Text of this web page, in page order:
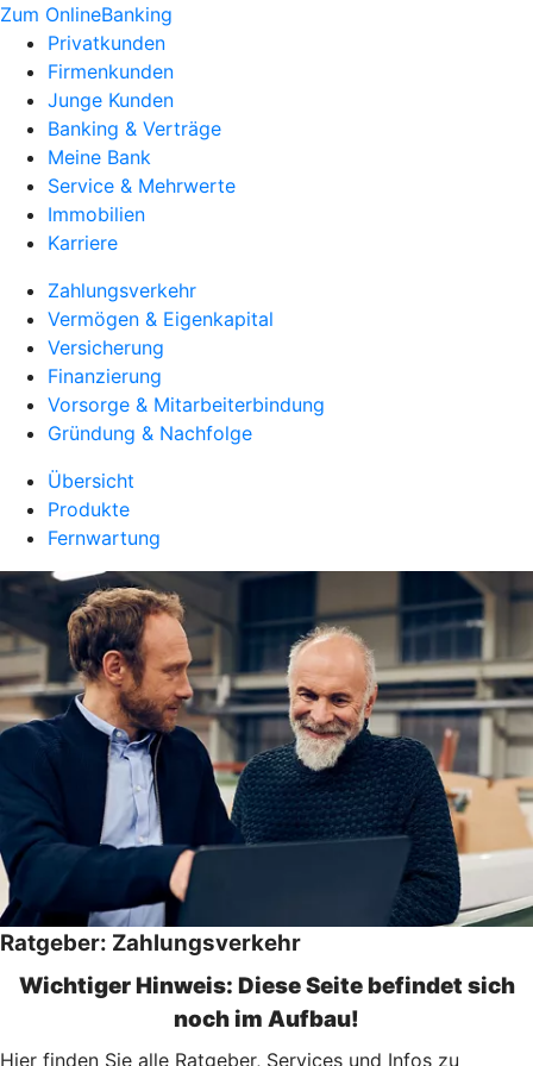
Zum OnlineBanking
Privatkunden
Firmenkunden
Junge Kunden
Banking & Verträge
Meine Bank
Service & Mehrwerte
Immobilien
Karriere
Zahlungsverkehr
Vermögen & Eigenkapital
Versicherung
Finanzierung
Vorsorge & Mitarbeiterbindung
Gründung & Nachfolge
Übersicht
Produkte
Fernwartung
Ratgeber: Zahlungsverkehr
Wichtiger Hinweis: Diese Seite befindet sich
noch im Aufbau!
Hier finden Sie alle Ratgeber, Services und Infos zu